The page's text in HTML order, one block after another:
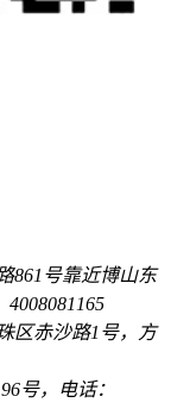
861号靠近博山东
区赤沙路1号，方
号，电话：